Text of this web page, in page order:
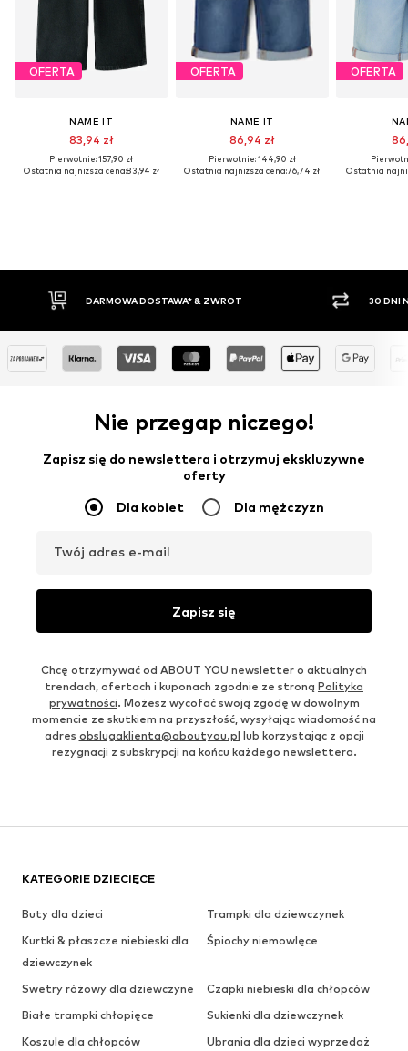
OFERTA
NAME IT
83,94 zł
Pierwotnie: 157,90 zł
Ostatnia najniższa cena:83,94 zł
OFERTA
NAME IT
86,94 zł
Pierwotnie: 144,90 zł
Ostatnia najniższa cena:76,74 zł
OFERTA
Ostatnia
DOSTAWA* & ZWROT 30 DNI NA ZWROT
Nie przegap niczego!
Zapisz się do newslettera i otrzymuj ekskluzywne
oferty
Dla kobiet Dla mężczyzn
Twój adres e-mail
Zapisz się
Chcę otrzymywać od ABOUT YOU newsletter o aktualnych
trendach, ofertach i kuponach zgodnie ze stroną Polityka
prywatności. Możesz wycofać swoją zgodę w dowolnym
momencie ze skutkiem na przyszłość, wysyłając wiadomość na
adres obslugaklienta@aboutyou.pl lub korzystając z opcji
rezygnacji z subskrypcji na końcu każdego newslettera.
KATEGORIE DZIECIĘCE
Buty dla dzieci
Trampki dla dziewczynek
Kurtki & płaszcze niebieski dla
dziewczynek
Śpiochy niemowlęce
Swetry różowy dla dziewczyne
Czapki niebieski dla chłopców
Białe trampki chłopięce
Sukienki dla dziewczynek
Koszule dla chłopców
Ubrania dla dzieci wyprzedaż